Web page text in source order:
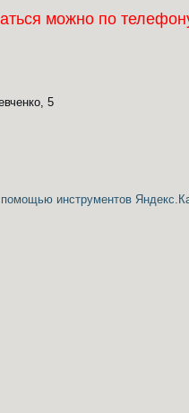
можно по
5
инструментов